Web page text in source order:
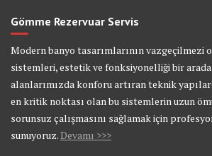
Gömme Rezervuar Servis
Modern banyo tasarımlarının vazgeçilmezi
sistemleri, estetik ve fonksiyonelliği bir arada
alanlarımızda konforu artıran teknik
en kritik noktası olan bu sistemlerin uzun
sorunsuz çalışmasını sağlamak için
sunuyoruz.Devamı >>>